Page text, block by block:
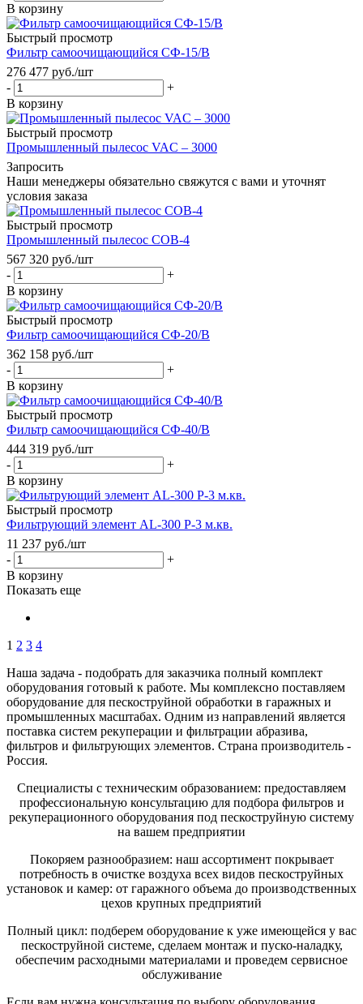
В корзину
Быстрый просмотр
Фильтр самоочищающийся СФ-15/В
276 477 руб./шт
-
+
В корзину
Быстрый просмотр
Промышленный пылесос VAC – 3000
Запросить
Наши менеджеры обязательно свяжутся с вами и уточнят
условия заказа
Быстрый просмотр
Промышленный пылесос СОВ-4
567 320 руб./шт
-
+
В корзину
Быстрый просмотр
Фильтр самоочищающийся СФ-20/В
362 158 руб./шт
-
+
В корзину
Быстрый просмотр
Фильтр самоочищающийся СФ-40/В
444 319 руб./шт
-
+
В корзину
Быстрый просмотр
Фильтрующий элемент AL-300 P-3 м.кв.
11 237 руб./шт
-
+
В корзину
Показать еще
1 2 3 4
Наша задача - подобрать для заказчика полный комплект
оборудования готовый к работе. Мы комплексно поставляем
оборудование для пескоструйной обработки в гаражных и
промышленных масштабах. Одним из направлений является
поставка систем рекуперации и фильтрации абразива,
фильтров и фильтрующих элементов. Страна производитель -
Россия.
Специалисты с техническим образованием: предоставляем
профессиональную консультацию для подбора фильтров и
рекуперационного оборудования под пескоструйную систему
на вашем предприятии
Покоряем разнообразием: наш ассортимент покрывает
потребность в очистке воздуха всех видов пескоструйных
установок и камер: от гаражного объема до производственных
цехов крупных предприятий
Полный цикл: подберем оборудование к уже имеющейся у вас
пескоструйной системе, сделаем монтаж и пуско-наладку,
обеспечим расходными материалами и проведем сервисное
обслуживание